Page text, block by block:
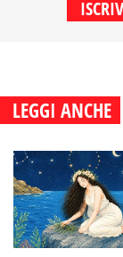
LEGGI ANCHE